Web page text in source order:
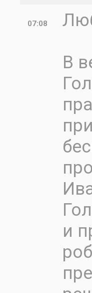
07:08
В
и